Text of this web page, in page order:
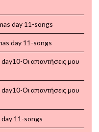
day 11-songs
day 11-songs
Οι απαντήσεις μου
Οι απαντήσεις μου
11-songs